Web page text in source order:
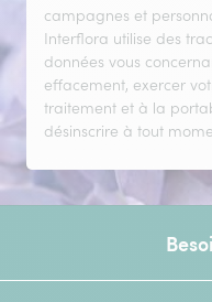
campagnes et
Interflora utilise des
données vous
effacement, exercer
traitement et à la
désinscrire à tout